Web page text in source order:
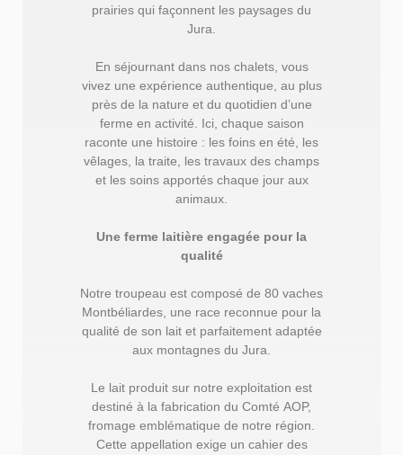
prairies qui façonnent les paysages du
Jura.
En séjournant dans nos chalets, vous
vivez une expérience authentique, au plus
près de la nature et du quotidien d’une
ferme en activité. Ici, chaque saison
raconte une histoire : les foins en été, les
vêlages, la traite, les travaux des champs
et les soins apportés chaque jour aux
animaux.
Une ferme laitière engagée pour la
qualité
Notre troupeau est composé de 80 vaches
Montbéliardes, une race reconnue pour la
qualité de son lait et parfaitement adaptée
aux montagnes du Jura.
Le lait produit sur notre exploitation est
destiné à la fabrication du Comté AOP,
fromage emblématique de notre région.
Cette appellation exige un cahier des